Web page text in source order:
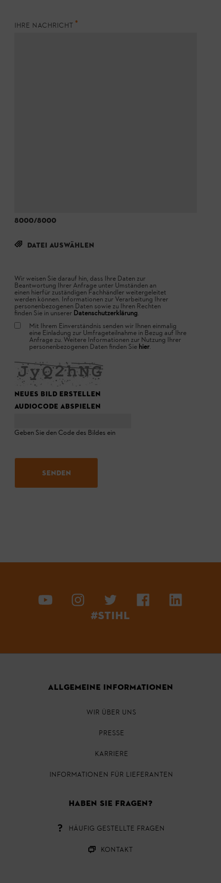
ihre nachricht
8000/8000
Datei Auswählen
Wir weisen Sie darauf hin, dass Ihre Daten zur
Beantwortung Ihrer Anfrage unter Umständen an
einen hierfür zuständigen Fachhändler weitergeleitet
werden können. Informationen zur Verarbeitung Ihrer
personenbezogenen Daten sowie zu Ihren Rechten
finden Sie in unserer Datenschutzerklärung.
Mit Ihrem Einverständnis senden wir Ihnen einmalig
eine Einladung zur Umfrageteilnahme in Bezug auf Ihre
Anfrage zu. Weitere Informationen zur Nutzung Ihrer
personenbezogenen Daten finden Sie hier.
Neues Bild erstellen
Audiocode abspielen
neue
Bild
fertig.
Geben Sie den Code des Bildes ein
#STIHL
ALLGEMEINE INFORMATIONEN
WIR ÜBER UNS
PRESSE
KARRIERE
INFORMATIONEN FÜR LIEFERANTEN
HABEN SIE FRAGEN?
HÄUFIG GESTELLTE FRAGEN
KONTAKT